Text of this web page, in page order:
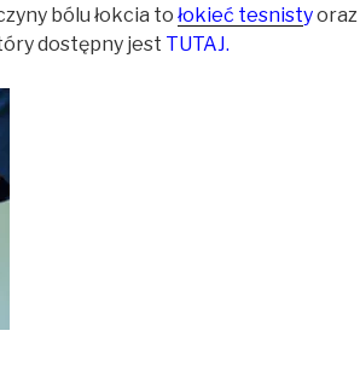
bólu łokcia to łokieć tesnistyoraz
dostępny jest TUTAJ.